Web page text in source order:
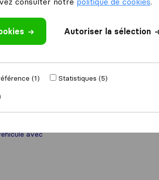
avec
Autoriser la sélection
(1)
Statistiques (5)